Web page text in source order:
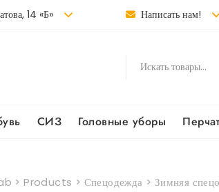
14 «Б» Написать нам!
СИЗ Головные уборы
>Products > Спецодежда > Зимняя